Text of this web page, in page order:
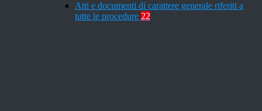
Atti e documenti di carattere generale riferiti a
tutte le procedure 22